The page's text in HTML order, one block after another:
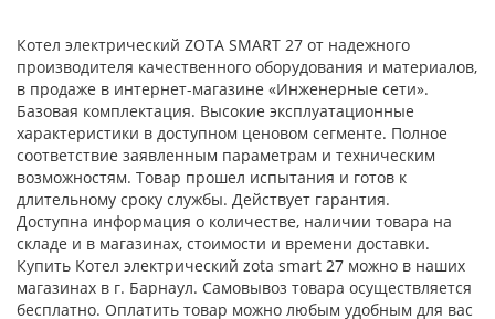
Котел электрический ZOTA SMART 27 от надежного
производителя качественного оборудования и материалов,
в продаже в интернет-магазине «Инженерные сети».
Базовая комплектация. Высокие эксплуатационные
характеристики в доступном ценовом сегменте. Полное
соответствие заявленным параметрам и техническим
возможностям. Товар прошел испытания и готов к
длительному сроку службы. Действует гарантия.
Доступна информация о количестве, наличии товара на
складе и в магазинах, стоимости и времени доставки.
Купить Котел электрический zota smart 27 можно в наших
магазинах в г. Барнаул. Самовывоз товара осуществляется
бесплатно. Оплатить товар можно любым удобным для вас